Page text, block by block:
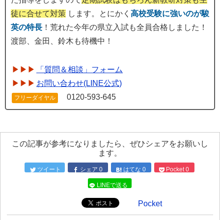
徒に合せて対策 します。とにかく 高校受験に強いのが駿
英の特長 ！荒れた今年の県立入試も全員合格しました！
渡部、金田、鈴木も待機中！
「質問＆相談」フォーム
お問い合わせ(LINE公式)
フリーダイヤル 0120-593-645
この記事が参考になりましたら、ぜひシェアをお願いし
ます。
ツイート シェア 0 はてな 0 Pocket 0
LINEで送る
Pocket